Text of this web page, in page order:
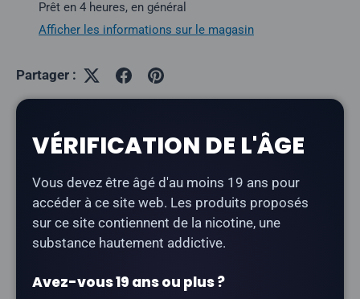
Prêt en 4 heures, en général
Afficher les informations sur le magasin
Partager :
Description
LeKraze Luna 42K, en édition limitée « Empress
Elderflower», offre une saveur florale de fleur de
sureau.
Vape jetable rechargeable)
VÉRIFICATION DE L'ÂGE
Vous devez être âgé d'au moins 19 ans pour
accéder à ce site web. Les produits proposés
sur ce site contiennent de la nicotine, une
substance hautement addictive.
Avez-vous 19 ans ou plus ?